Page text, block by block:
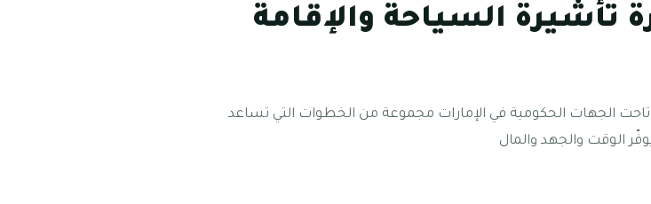
تأشيرة السياحة والإقامة
أتاحت الجهات الحكومية في الإمارات مجموعة من الخطوات التي تساعد
الوقت والجهد والمال